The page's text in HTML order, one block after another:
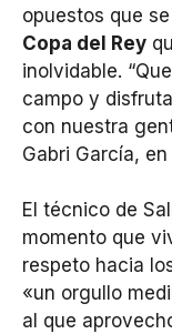
opuestos que
Copa del Rey
inolvidable.
campo y
con nuestra
Gabri García,
El técnico de
momento que
respeto hacia
«un orgullo
al que